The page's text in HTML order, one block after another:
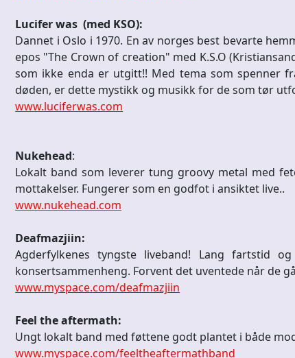
Lucifer was (med KSO):
Dannet i Oslo i 1970. En av norges best bevarte
epos "The Crown of creation" med K.S.O
som ikke enda er utgitt!! Med tema som spenner
døden, er dette mystikk og musikk for de som tør
www.luciferwas.com
Nukehead:
Lokalt band som leverer tung groovy metal med
mottakelser. Fungerer som en godfot i ansiktet live..
www.nukehead.com
Deafmazjiin:
Agderfylkenes tyngste liveband! Lang fartstid
konsertsammenheng. Forvent det uventede når de
www.myspace.com/deafmazjiin
Feel the aftermath:
Ungt lokalt band med føttene godt plantet i både
www.myspace.com/feeltheaftermathband